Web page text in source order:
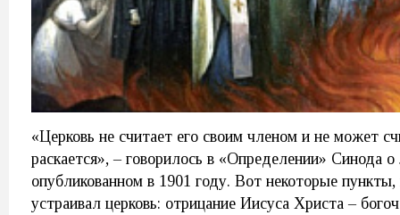
«Церковь не считает его своим членом и не может
раскается», – говорилось в «Определении» Синода
опубликованном в 1901 году. Вот некоторые
устраивал церковь: отрицание Иисуса Христа –